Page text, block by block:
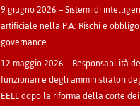
9 giugno 2026 – Sistemi di
artificiale nella P.A.: Rischi e
governance
12 maggio 2026 – Responsabilità
funzionari e degli amministratori
EELL dopo la riforma della corte